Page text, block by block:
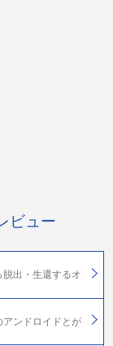
ビュー
出・生還するオ
ンドロイドとが